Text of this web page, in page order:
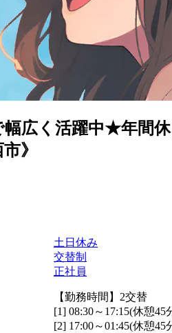
広く活躍中★年間
》
土日休み
交替制
正社員
【勤務時間】2交替
[1] 08:30～17:15(休憩45
[2] 17:00～01:45(休憩45